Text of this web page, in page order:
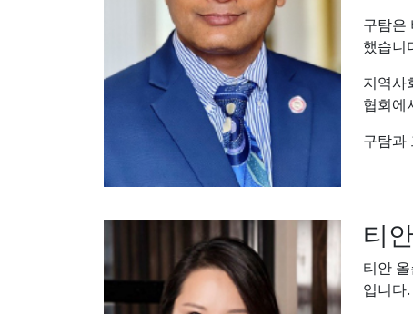
구탐은
했습니
지역사
협회에
구탐과
티
티안
입니다